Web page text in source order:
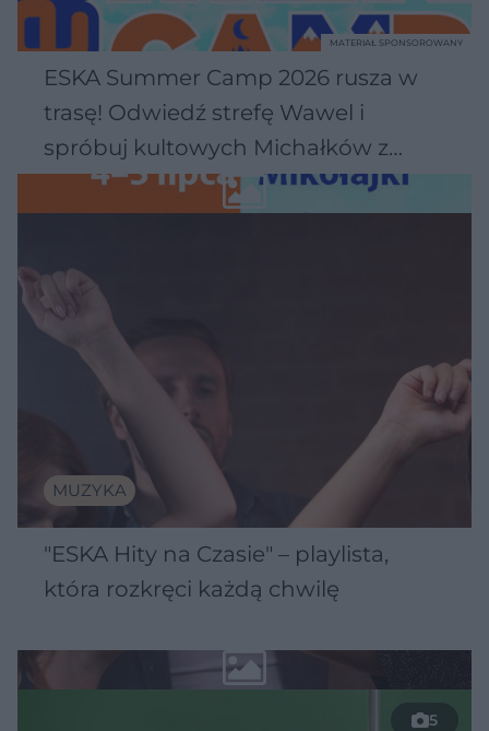
ESKA Summer Camp 2026 rusza w
trasę! Odwiedź strefę Wawel i
spróbuj kultowych Michałków z
Wawelu
MATERIAŁ SPONSOROWANY
MUZYKA
"ESKA Hity na Czasie" – playlista,
która rozkręci każdą chwilę
5